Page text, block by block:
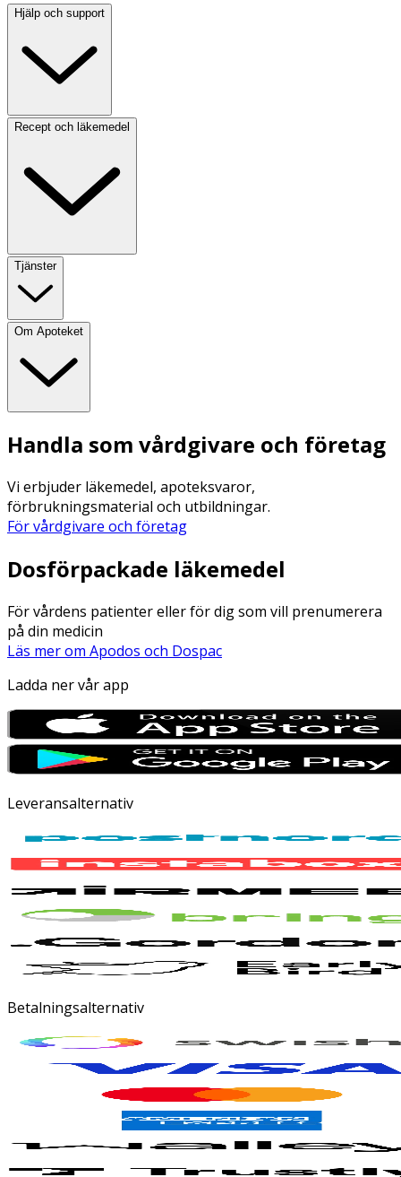
Hjälp och support
Recept och läkemedel
Tjänster
Om Apoteket
Handla som vårdgivare och företag
Vi erbjuder läkemedel, apoteksvaror,
förbrukningsmaterial och utbildningar.
För vårdgivare och företag
Dosförpackade läkemedel
För vårdens patienter eller för dig som vill prenumerera
på din medicin
Läs mer om Apodos och Dospac
Ladda ner vår app
Leveransalternativ
Betalningsalternativ